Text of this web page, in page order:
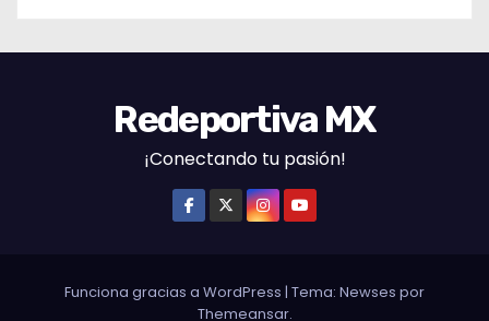
Redeportiva MX
¡Conectando tu pasión!
Funciona gracias a WordPress | Tema: Newses por
Themeansar.